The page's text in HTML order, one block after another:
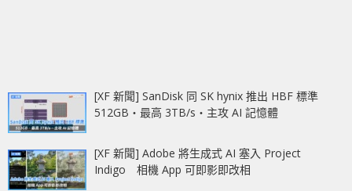
[XF 新聞] SanDisk 同 SK hynix 推出 HBF 標準
512GB‧最高 3TB/s‧主攻 AI 記憶體
[XF 新聞] Adobe 將生成式 AI 塞入 Project
Indigo 相機 App 可即影即改相